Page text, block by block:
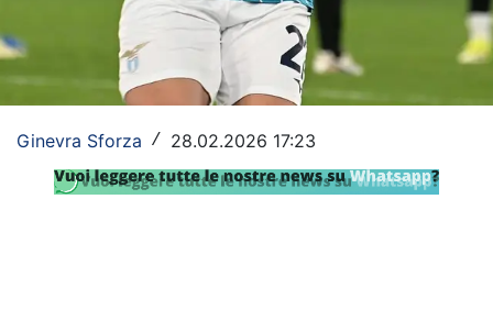
Ginevra Sforza / 28.02.2026 17:23